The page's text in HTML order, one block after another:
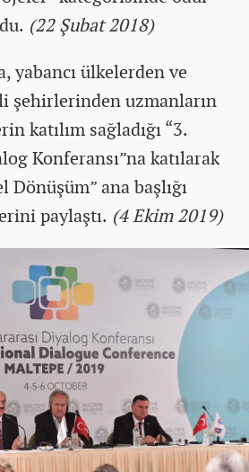
(22 Şubat 2018)
yabancı ülkelerden ve
şehirlerinden uzmanların
katılım sağladığı “3.
Konferansı”na katılarak
Dönüşüm” ana başlığı
paylaştı. (4 Ekim 2019)